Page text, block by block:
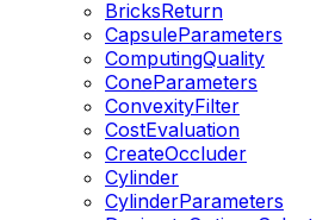
BricksReturn
CapsuleParameters
ComputingQuality
ConeParameters
ConvexityFilter
CostEvaluation
CreateOccluder
Cylinder
CylinderParameters